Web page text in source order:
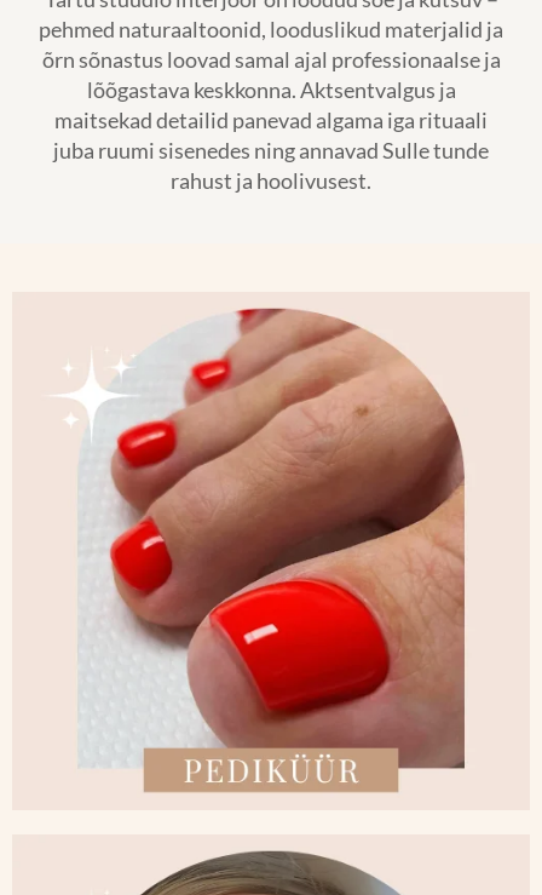
pehmed naturaaltoonid, looduslikud materjalid ja
õrn sõnastus loovad samal ajal professionaalse ja
lõõgastava keskkonna. Aktsentvalgus ja
maitsekad detailid panevad algama iga rituaali
juba ruumi sisenedes ning annavad Sulle tunde
rahust ja hoolivusest.